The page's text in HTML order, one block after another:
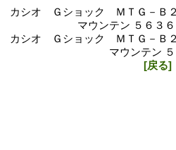
カシオ Ｇショック ＭＴＧ－Ｂ
マウンテン ５６３
カシオ Ｇショック ＭＴＧ－Ｂ
マウンテン
[戻る]